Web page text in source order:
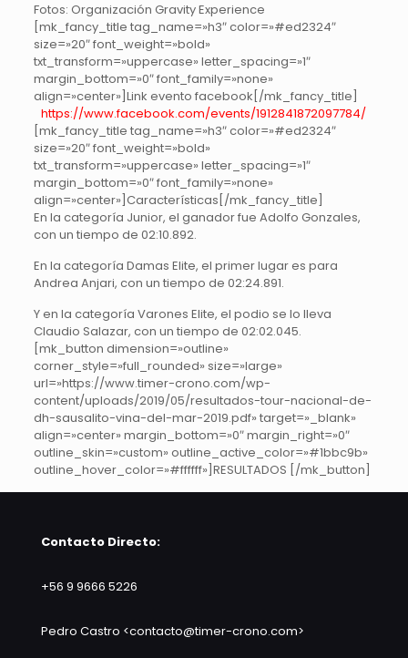
Fotos: Organización Gravity Experience
[mk_fancy_title tag_name=»h3″ color=»#ed2324″
size=»20″ font_weight=»bold»
txt_transform=»uppercase» letter_spacing=»1″
margin_bottom=»0″ font_family=»none»
align=»center»]Link evento facebook[/mk_fancy_title]
https://www.facebook.com/events/1912841872097784/
[mk_fancy_title tag_name=»h3″ color=»#ed2324″
size=»20″ font_weight=»bold»
txt_transform=»uppercase» letter_spacing=»1″
margin_bottom=»0″ font_family=»none»
align=»center»]Características[/mk_fancy_title]
En la categoría Junior, el ganador fue Adolfo Gonzales,
con un tiempo de 02:10.892.
En la categoría Damas Elite, el primer lugar es para
Andrea Anjari, con un tiempo de 02:24.891.
Y en la categoría Varones Elite, el podio se lo lleva
Claudio Salazar, con un tiempo de 02:02.045.
[mk_button dimension=»outline»
corner_style=»full_rounded» size=»large»
url=»https://www.timer-crono.com/wp-
content/uploads/2019/05/resultados-tour-nacional-de-
dh-sausalito-vina-del-mar-2019.pdf» target=»_blank»
align=»center» margin_bottom=»0″ margin_right=»0″
outline_skin=»custom» outline_active_color=»#1bbc9b»
outline_hover_color=»#ffffff»]RESULTADOS [/mk_button]
Contacto Directo:
+56 9 9666 5226
Pedro Castro <contacto@timer-crono.com>